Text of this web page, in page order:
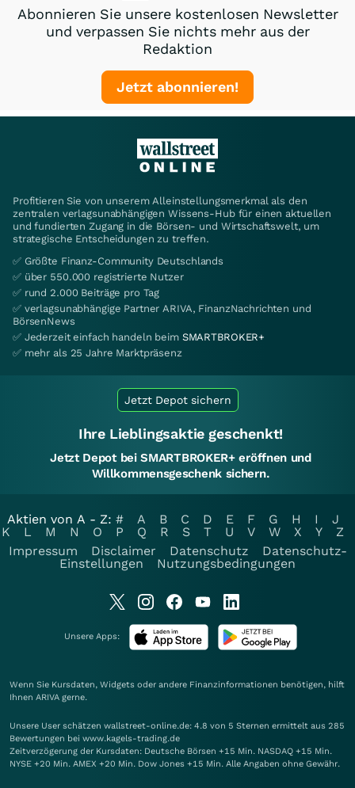
Abonnieren Sie unsere kostenlosen Newsletter
und verpassen Sie nichts mehr aus der
Redaktion
Jetzt abonnieren!
Profitieren Sie von unserem Alleinstellungsmerkmal als den
zentralen verlagsunabhängigen Wissens-Hub für einen aktuellen
und fundierten Zugang in die Börsen- und Wirtschaftswelt, um
strategische Entscheidungen zu treffen.
✅ Größte Finanz-Community Deutschlands
✅ über 550.000 registrierte Nutzer
✅ rund 2.000 Beiträge pro Tag
✅ verlagsunabhängige Partner ARIVA, FinanzNachrichten und
BörsenNews
✅ Jederzeit einfach handeln beim SMARTBROKER+
✅ mehr als 25 Jahre Marktpräsenz
Jetzt Depot sichern
Ihre Lieblingsaktie geschenkt!
Jetzt Depot bei SMARTBROKER+ eröffnen und
Willkommensgeschenk sichern.
Aktien von A - Z: # A B C D E F G H I
J
K
L M N O P Q R S T U V W X Y
Z
Impressum
Disclaimer Datenschutz
Datenschutz-
Einstellungen
Nutzungsbedingungen
Unsere Apps:
Wenn Sie Kursdaten, Widgets oder andere Finanzinformationen benötigen, hilft
Ihnen ARIVA gerne.
Unsere User schätzen wallstreet-online.de: 4.8 von 5 Sternen ermittelt aus 285
Bewertungen bei www.kagels-trading.de
Zeitverzögerung der Kursdaten: Deutsche Börsen +15 Min. NASDAQ +15 Min.
NYSE +20 Min. AMEX +20 Min. Dow Jones +15 Min. Alle Angaben ohne Gewähr.